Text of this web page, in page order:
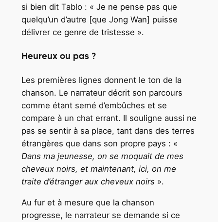
si bien dit Tablo : « Je ne pense pas que
quelqu’un d’autre [que Jong Wan] puisse
délivrer ce genre de tristesse ».
Heureux ou pas ?
Les premières lignes donnent le ton de la
chanson. Le narrateur décrit son parcours
comme étant semé d’embûches et se
compare à un chat errant. Il souligne aussi ne
pas se sentir à sa place, tant dans des terres
étrangères que dans son propre pays : «
Dans ma jeunesse, on se moquait de mes
cheveux noirs, et maintenant, ici, on me
traite d’étranger aux cheveux noirs ».
Au fur et à mesure que la chanson
progresse, le narrateur se demande si ce